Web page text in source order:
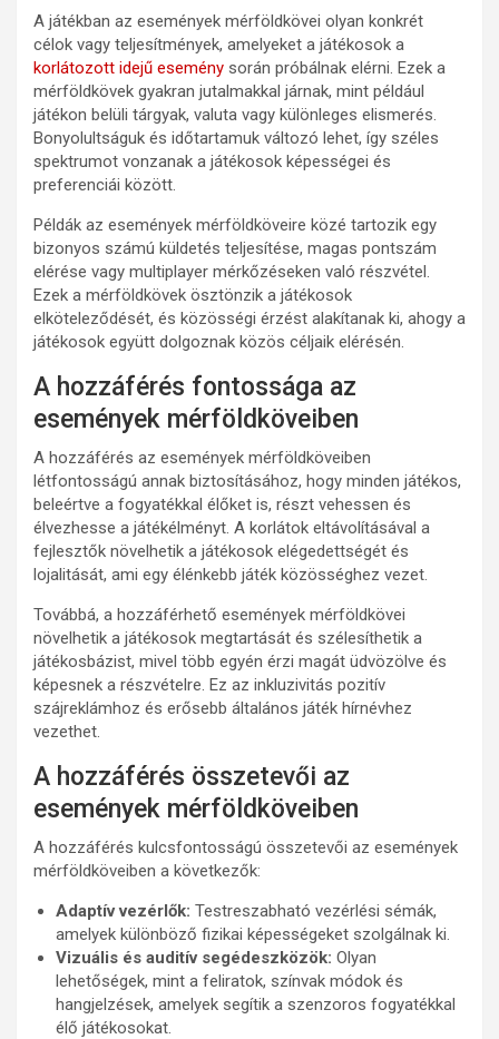
A játékban az események mérföldkövei olyan konkrét
célok vagy teljesítmények, amelyeket a játékosok a
korlátozott idejű esemény során próbálnak elérni. Ezek a
mérföldkövek gyakran jutalmakkal járnak, mint például
játékon belüli tárgyak, valuta vagy különleges elismerés.
Bonyolultságuk és időtartamuk változó lehet, így széles
spektrumot vonzanak a játékosok képességei és
preferenciái között.
Példák az események mérföldköveire közé tartozik egy
bizonyos számú küldetés teljesítése, magas pontszám
elérése vagy multiplayer mérkőzéseken való részvétel.
Ezek a mérföldkövek ösztönzik a játékosok
elköteleződését, és közösségi érzést alakítanak ki, ahogy a
játékosok együtt dolgoznak közös céljaik elérésén.
A hozzáférés fontossága az
események mérföldköveiben
A hozzáférés az események mérföldköveiben
létfontosságú annak biztosításához, hogy minden játékos,
beleértve a fogyatékkal élőket is, részt vehessen és
élvezhesse a játékélményt. A korlátok eltávolításával a
fejlesztők növelhetik a játékosok elégedettségét és
lojalitását, ami egy élénkebb játék közösséghez vezet.
Továbbá, a hozzáférhető események mérföldkövei
növelhetik a játékosok megtartását és szélesíthetik a
játékosbázist, mivel több egyén érzi magát üdvözölve és
képesnek a részvételre. Ez az inkluzivitás pozitív
szájreklámhoz és erősebb általános játék hírnévhez
vezethet.
A hozzáférés összetevői az
események mérföldköveiben
A hozzáférés kulcsfontosságú összetevői az események
mérföldköveiben a következők:
Adaptív vezérlők: Testreszabható vezérlési sémák,
amelyek különböző fizikai képességeket szolgálnak ki.
Vizuális és auditív segédeszközök: Olyan
lehetőségek, mint a feliratok, színvak módok és
hangjelzések, amelyek segítik a szenzoros fogyatékkal
élő játékosokat.